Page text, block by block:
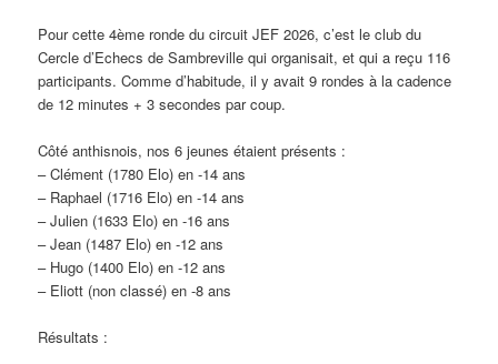
Pour cette 4ème ronde du circuit JEF 2026, c’est le club du
Cercle d’Echecs de Sambreville qui organisait, et qui a reçu 116
participants. Comme d’habitude, il y avait 9 rondes à la cadence
de 12 minutes + 3 secondes par coup.
Côté anthisnois, nos 6 jeunes étaient présents :
– Clément (1780 Elo) en -14 ans
– Raphael (1716 Elo) en -14 ans
– Julien (1633 Elo) en -16 ans
– Jean (1487 Elo) en -12 ans
– Hugo (1400 Elo) en -12 ans
– Eliott (non classé) en -8 ans
Résultats :